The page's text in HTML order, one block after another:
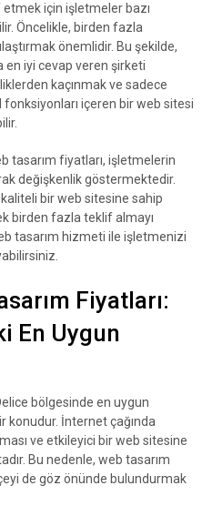
için işletmeler bazı
Öncelikle, birden fazla
önemlidir. Bu şekilde,
en iyi cevap veren şirketi
kaçınmak ve sadece
içeren bir web sitesi
tasarım fiyatları, işletmelerin
değişkenlik göstermektedir.
bir web sitesine sahip
birden fazla teklif almayı
tasarım hizmeti ile işletmenizi
Fiyatları:
En Uygun
bölgesinde en uygun
konudur. İnternet çağında
ve etkileyici bir web sitesine
Bu nedenle, web tasarım
de göz önünde bulundurmak